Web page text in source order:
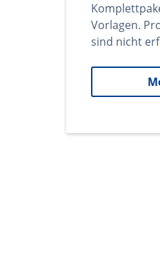
Vorlagen.
sind nicht